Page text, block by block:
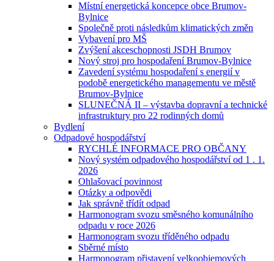
Místní energetická koncepce obce Brumov-
Bylnice
Společně proti následkům klimatických změn
Vybavení pro MŠ
Zvýšení akceschopnosti JSDH Brumov
Nový stroj pro hospodaření Brumov-Bylnice
Zavedení systému hospodaření s energií v
podobě energetického managementu ve městě
Brumov-Bylnice
SLUNEČNÁ II – výstavba dopravní a technické
infrastruktury pro 22 rodinných domů
Bydlení
Odpadové hospodářství
RYCHLÉ INFORMACE PRO OBČANY
Nový systém odpadového hospodářství od 1 . 1.
2026
Ohlašovací povinnost
Otázky a odpovědi
Jak správně třídít odpad
Harmonogram svozu směsného komunálního
odpadu v roce 2026
Harmonogram svozu tříděného odpadu
Sběrné místo
Harmonogram přistavení velkoobjemových